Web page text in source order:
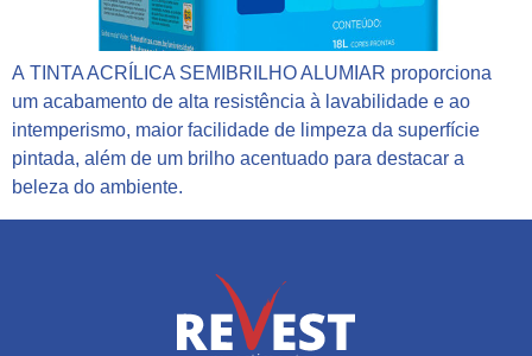
A TINTA ACRÍLICA SEMIBRILHO ALUMIAR proporciona
um acabamento de alta resistência à lavabilidade e ao
intemperismo, maior facilidade de limpeza da superfície
pintada, além de um brilho acentuado para destacar a
beleza do ambiente.